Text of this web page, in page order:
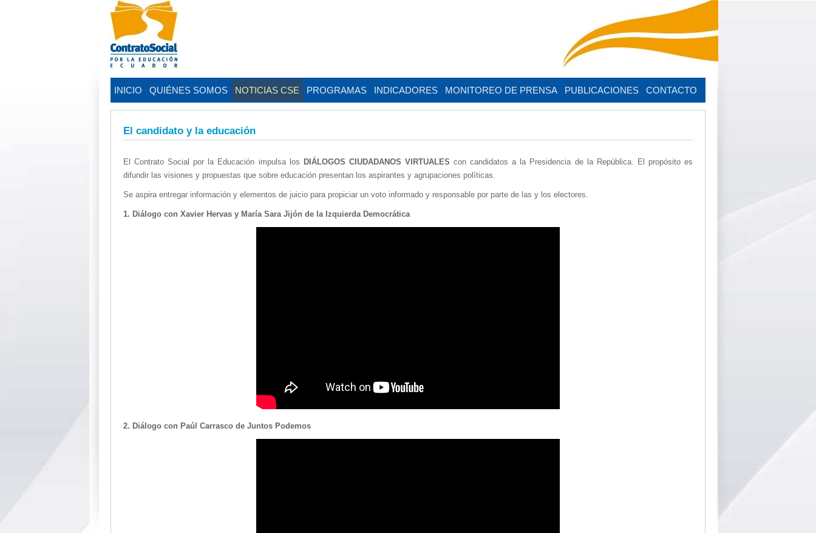
INICIO QUIÉNES SOMOS NOTICIAS CSE PROGRAMAS INDICADORES MONITOREO DE PRENSA PUBLICACIONES CONTACTO
El candidato y la educación
El Contrato Social por la Educación impulsa los DIÁLOGOS CIUDADANOS VIRTUALES con candidatos a la Presidencia de la República. El propósito es
difundir las visiones y propuestas que sobre educación presentan los aspirantes y agrupaciones políticas.
Se aspira entregar información y elementos de juicio para propiciar un voto informado y responsable por parte de las y los electores.
1. Diálogo con Xavier Hervas y María Sara Jijón de la Izquierda Democrática
2. Diálogo con Paúl Carrasco de Juntos Podemos